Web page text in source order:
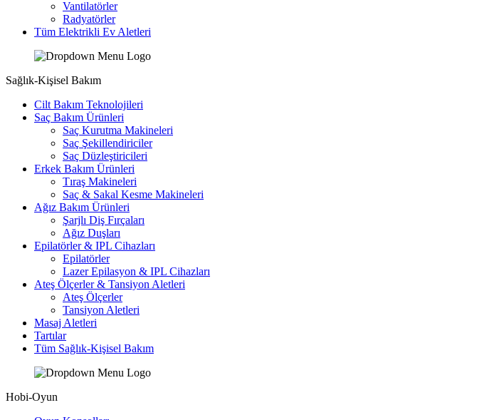
Vantilatörler
Radyatörler
Tüm Elektrikli Ev Aletleri
Sağlık-Kişisel Bakım
Cilt Bakım Teknolojileri
Saç Bakım Ürünleri
Saç Kurutma Makineleri
Saç Şekillendiriciler
Saç Düzleştiricileri
Erkek Bakım Ürünleri
Tıraş Makineleri
Saç & Sakal Kesme Makineleri
Ağız Bakım Ürünleri
Şarjlı Diş Fırçaları
Ağız Duşları
Epilatörler & IPL Cihazları
Epilatörler
Lazer Epilasyon & IPL Cihazları
Ateş Ölçerler & Tansiyon Aletleri
Ateş Ölçerler
Tansiyon Aletleri
Masaj Aletleri
Tartılar
Tüm Sağlık-Kişisel Bakım
Hobi-Oyun